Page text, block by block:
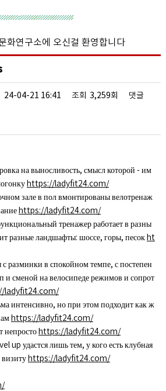
화연구소에 오신걸 환영합니다
24-04-21 16:41 조회 3,259회 댓글
на выносливость, смысл которой - им
https://ladyfit24.com/
зале в пол вмонтированы велотренаж
https://ladyfit24.com/
тренажер работает в разны
разные ландшафты: шоссе, горы, песок ht
с разминки в спокойном темпе, с постепен
сменой на велосипеде режимов и сопрот
ladyfit24.com/
интенсивно, но при этом подходит как ж
https://ladyfit24.com/
непросто https://ladyfit24.com/
up удастся лишь тем, у кого есть клубная
визиту https://ladyfit24.com/